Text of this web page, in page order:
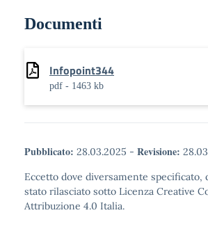
Documenti
Infopoint344
pdf - 1463 kb
Pubblicato: 28.03.2025 - Revisione:
Eccetto dove diversamente specificato,
stato rilasciato sotto Licenza Creative
Attribuzione 4.0 Italia.